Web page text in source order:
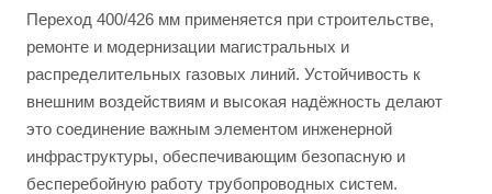
Переход 400/426 мм применяется при строительстве,
ремонте и модернизации магистральных и
распределительных газовых линий. Устойчивость к
внешним воздействиям и высокая надёжность делают
это соединение важным элементом инженерной
инфраструктуры, обеспечивающим безопасную и
бесперебойную работу трубопроводных систем.